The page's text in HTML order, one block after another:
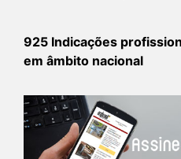
925 Indicações
em âmbito nacional